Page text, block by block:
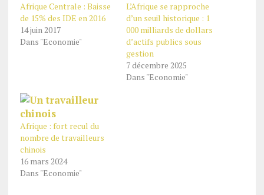
Afrique Centrale : Baisse
de 15% des IDE en 2016
14 juin 2017
Dans "Economie"
L’Afrique se rapproche
d’un seuil historique : 1
000 milliards de dollars
d’actifs publics sous
gestion
7 décembre 2025
Dans "Economie"
Afrique : fort recul du
nombre de travailleurs
chinois
16 mars 2024
Dans "Economie"